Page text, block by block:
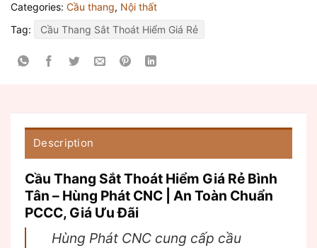
Categories: Cầu thang, Nội thất
Tag:
Cầu Thang Sắt Thoát Hiểm Giá Rẻ
Description
Cầu Thang Sắt Thoát Hiểm Giá Rẻ Bình
Tân – Hùng Phát CNC | An Toàn Chuẩn
PCCC, Giá Ưu Đãi
Hùng Phát CNC cung cấp cầu